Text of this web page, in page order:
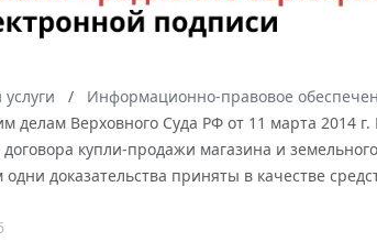
Информационно-правовое
делам Верховного Суда РФ от 11 марта 2014
купли-продажи магазина и
доказательства приняты в качестве